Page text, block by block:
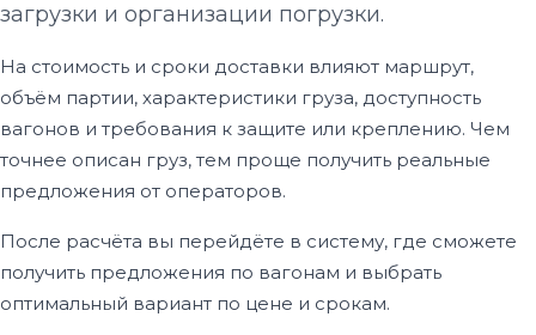
загрузки и организации погрузки.
На стоимость и сроки доставки влияют маршрут,
объём партии, характеристики груза, доступность
вагонов и требования к защите или креплению. Чем
точнее описан груз, тем проще получить реальные
предложения от операторов.
После расчёта вы перейдёте в систему, где сможете
получить предложения по вагонам и выбрать
оптимальный вариант по цене и срокам.